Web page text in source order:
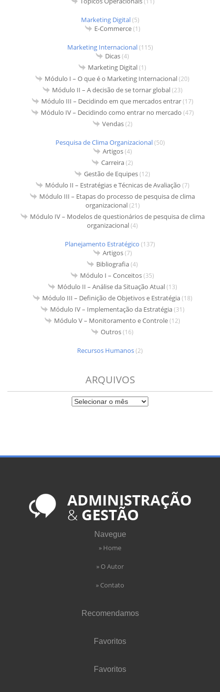
Marketing Digital(5)
E-Commerce(1)
Marketing Internacional(115)
Dicas(4)
Marketing Digital(1)
Módulo I – O que é o Marketing Internacional(20)
Módulo II – A decisão de se tornar global(23)
Módulo III – Decidindo em que mercados entrar(17)
Módulo IV – Decidindo como entrar no mercado (47)
Vendas(2)
Pesquisa de Clima Organizacional(50)
Artigos(4)
Carreira(2)
Gestão de Equipes(12)
Módulo II – Estratégias e Técnicas de Avaliação (7)
Módulo III – Etapas do processo de pesquisa de clima
organizacional(21)
Módulo IV – Modelos de questionários de pesquisa de clima
organizacional(4)
Planejamento Estratégico (137)
Artigos(7)
Bibliografia(4)
Módulo I – Conceitos(35)
Módulo II – Análise da Situação Atual(13)
Módulo III – Definição de Objetivos e Estratégia(18)
Módulo IV – Implementação da Estratégia(31)
Módulo V – Monitoramento e Controle(12)
Outros(16)
Recursos Humanos(2)
ARQUIVOS
Navegue
» Home
» O Autor
» Contato
Recomendamos
Favoritos
Favoritos